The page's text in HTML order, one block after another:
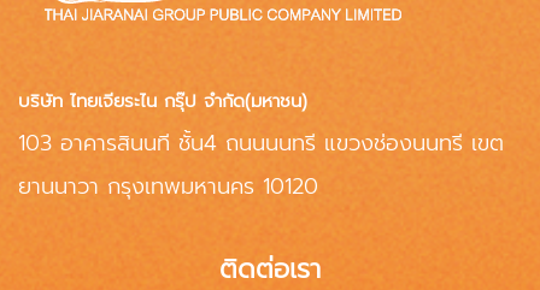
บริษัท ไทยเจียระไน กรุ๊ป จำกัด(มหาชน)
103 อาคารสินนที ชั้น4 ถนนนนทรี แขวงช่องนนทรี เขต
ยานนาวา กรุงเทพมหานคร 10120
ติดต่อเรา